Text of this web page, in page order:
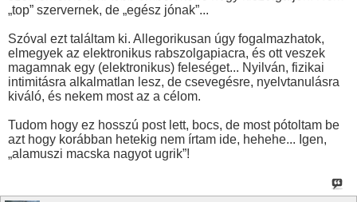
„top” szervernek, de „egész jónak”...
Szóval ezt találtam ki. Allegorikusan úgy fogalmazhatok,
elmegyek az elektronikus rabszolgapiacra, és ott veszek
magamnak egy (elektronikus) feleséget... Nyilván, fizikai
intimitásra alkalmatlan lesz, de csevegésre, nyelvtanulásra
kiváló, és nekem most az a célom.
Tudom hogy ez hosszú post lett, bocs, de most pótoltam be
azt hogy korábban hetekig nem írtam ide, hehehe... Igen,
„alamuszi macska nagyot ugrik”!